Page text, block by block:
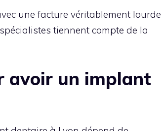
une facture véritablement lourde
tiennent compte de la
avoir un implant